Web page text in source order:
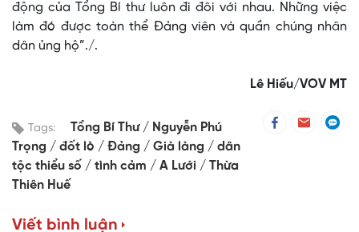
động của Tổng Bí thư luôn đi đôi với nhau. Những việc
làm đó được toàn thể Đảng viên và quần chúng nhân
dân ủng hộ”./.
Lê Hiếu/VOV MT
Tags: Tổng Bí Thư
Nguyễn Phú
Trọng
đốt lò Đảng Già làng
dân
tộc thiểu số
tình cảm A Lưới
Thừa
Thiên Huế
Viết bình luận